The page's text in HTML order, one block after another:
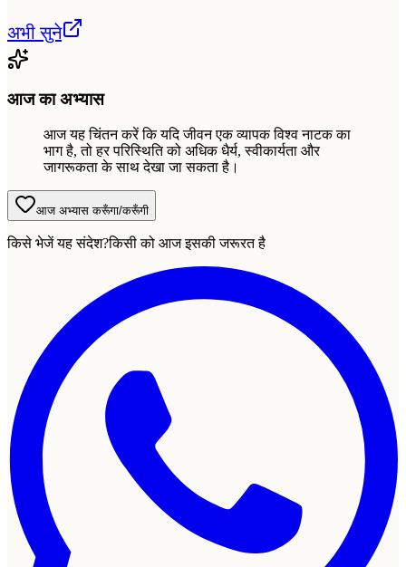
अभी सुने
आज का अभ्यास
आज यह चिंतन करें कि यदि जीवन एक व्यापक विश्व नाटक का
भाग है, तो हर परिस्थिति को अधिक धैर्य, स्वीकार्यता और
जागरूकता के साथ देखा जा सकता है।
आज अभ्यास करूँगा/करूँगी
किसे भेजें यह संदेश?किसी को आज इसकी जरूरत है